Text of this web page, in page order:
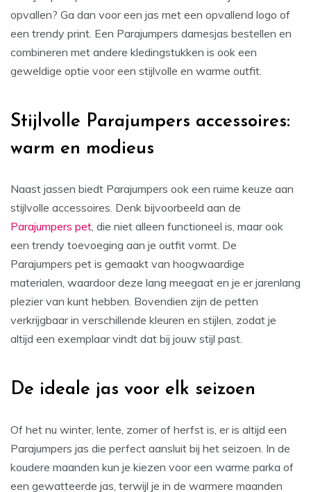
opvallen? Ga dan voor een jas met een opvallend logo of
een trendy print. Een Parajumpers damesjas bestellen en
combineren met andere kledingstukken is ook een
geweldige optie voor een stijlvolle en warme outfit.
Stijlvolle Parajumpers accessoires:
warm en modieus
Naast jassen biedt Parajumpers ook een ruime keuze aan
stijlvolle accessoires. Denk bijvoorbeeld aan de
Parajumpers pet, die niet alleen functioneel is, maar ook
een trendy toevoeging aan je outfit vormt. De
Parajumpers pet is gemaakt van hoogwaardige
materialen, waardoor deze lang meegaat en je er jarenlang
plezier van kunt hebben. Bovendien zijn de petten
verkrijgbaar in verschillende kleuren en stijlen, zodat je
altijd een exemplaar vindt dat bij jouw stijl past.
De ideale jas voor elk seizoen
Of het nu winter, lente, zomer of herfst is, er is altijd een
Parajumpers jas die perfect aansluit bij het seizoen. In de
koudere maanden kun je kiezen voor een warme parka of
een gewatteerde jas, terwijl je in de warmere maanden